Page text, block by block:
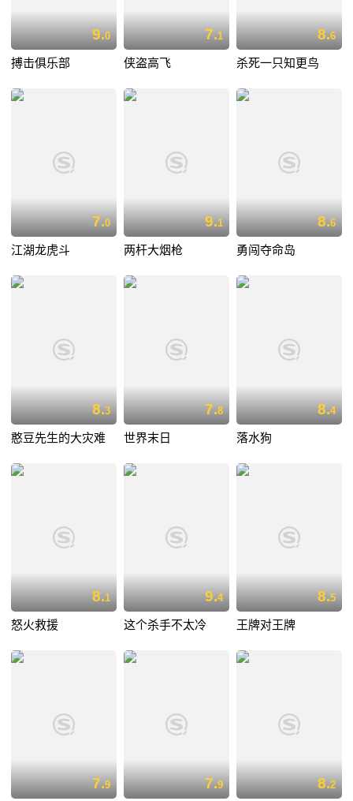
9.0
搏击俱乐部
7.1
侠盗高飞
8.6
杀死一只知更鸟
7.0
江湖龙虎斗
9.1
两杆大烟枪
8.6
勇闯夺命岛
8.3
憨豆先生的大灾难
7.8
世界末日
8.4
落水狗
8.1
怒火救援
9.4
这个杀手不太冷
8.5
王牌对王牌
7.9 7.9 8.2